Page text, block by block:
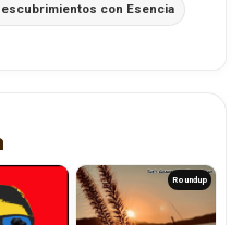
con Esencia
Roundup